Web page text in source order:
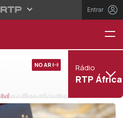
Entrar
NO AR Rádio
RTP África